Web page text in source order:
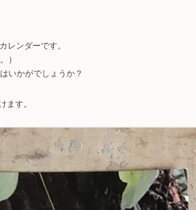
ンダーです。
）
いかがでしょうか？
ます。